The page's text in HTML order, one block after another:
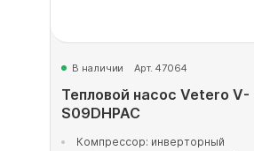
В наличии Арт. 47064
Тепловой насос Vetero V-
S09DHPAC
Компрессор: инверторный